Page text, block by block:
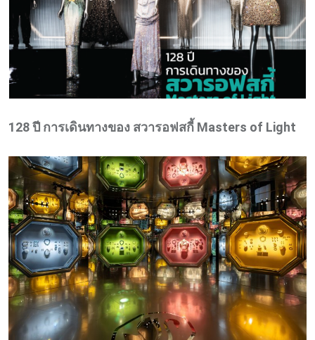
128 ปี การเดินทางของ สวารอฟสกี้ Masters of Light